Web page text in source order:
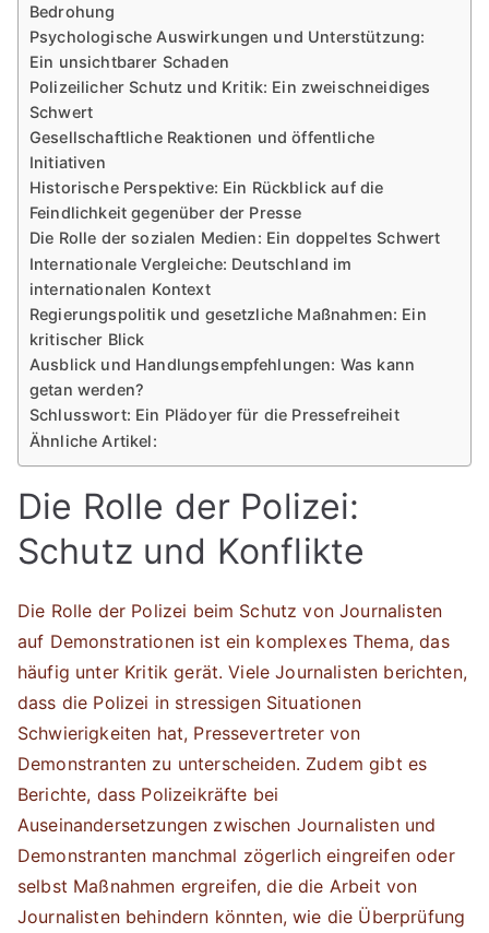
Bedrohung
Psychologische Auswirkungen und Unterstützung:
Ein unsichtbarer Schaden
Polizeilicher Schutz und Kritik: Ein zweischneidiges
Schwert
Gesellschaftliche Reaktionen und öffentliche
Initiativen
Historische Perspektive: Ein Rückblick auf die
Feindlichkeit gegenüber der Presse
Die Rolle der sozialen Medien: Ein doppeltes Schwert
Internationale Vergleiche: Deutschland im
internationalen Kontext
Regierungspolitik und gesetzliche Maßnahmen: Ein
kritischer Blick
Ausblick und Handlungsempfehlungen: Was kann
getan werden?
Schlusswort: Ein Plädoyer für die Pressefreiheit
Ähnliche Artikel:
Die Rolle der Polizei:
Schutz und Konflikte
Die Rolle der Polizei beim Schutz von Journalisten
auf Demonstrationen ist ein komplexes Thema, das
häufig unter Kritik gerät. Viele Journalisten berichten,
dass die Polizei in stressigen Situationen
Schwierigkeiten hat, Pressevertreter von
Demonstranten zu unterscheiden. Zudem gibt es
Berichte, dass Polizeikräfte bei
Auseinandersetzungen zwischen Journalisten und
Demonstranten manchmal zögerlich eingreifen oder
selbst Maßnahmen ergreifen, die die Arbeit von
Journalisten behindern könnten, wie die Überprüfung